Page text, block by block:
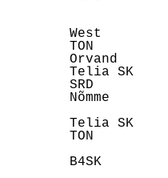
West
TON
Orvand
Telia SK
SRD
Nõmme
Telia SK
TON
B4SK